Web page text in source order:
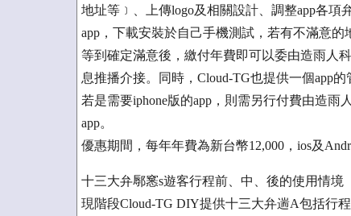
地址等﹞、上傳logo及相關設計、調整app各
app，下載安裝於自己手機測試，若有不滿意的
等到確定滿意後，繳付年費即可以委由造雨人
息推播介接。同時，Cloud-TG也提供一個app的
若是需要iphone版的app，則需另行付費由造雨
app。
優惠期間，每年年費為新台幣12,000，ios及
十三大弁鄏窸s遊客行程前、中、後的使用情境
現階段Cloud-TG DIY提供十三大弁遄A包括行